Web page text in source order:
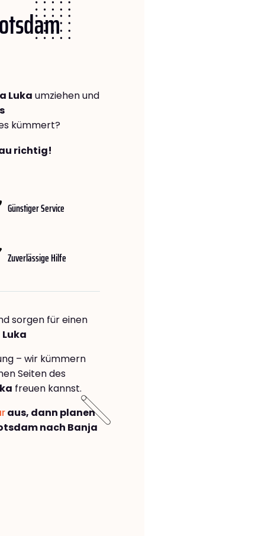
Luka umziehen und
kümmert?
richtig!
Günstiger Service
Zuverlässige Hilfe
sorgen für einen
– wir kümmern
Seiten des
freuen kannst.
aus, dann planen
nach Banja